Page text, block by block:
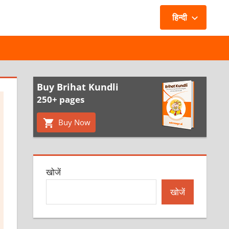
हिन्दी
Buy Brihat Kundli
250+ pages
Buy Now
खोजें
खोजें